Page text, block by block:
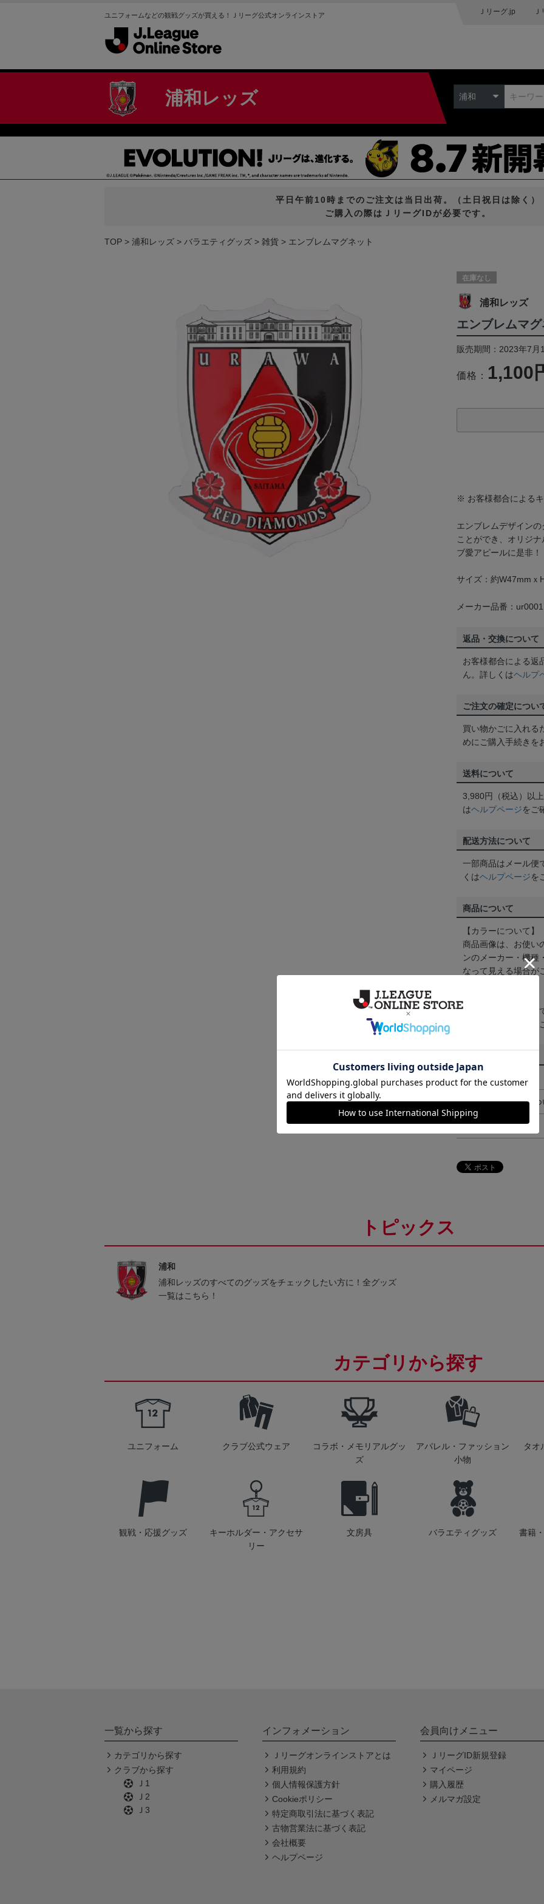
ユニフォームなどの観戦グッズが買える！Ｊリーグ公式オンラインストア Ｊリーグ.jp
浦和レッズ 浦和
平日午前10時までのご注文は当日出荷。（土日祝日は除く）
ご購入の際はＪリーグIDが必要です。
TOP 浦和レッズ バラエティグッズ 雑貨 エンブレムマグネット
在庫なし
浦和レッズ
エンブレムマ
販売期間：2023年7月
価格： 1,100
※ お客様都合による
エンブレムデザイン
ことができ、オリジ
ブ愛アピールに是非！
サイズ：約W47mmｘ
メーカー品番：
返品・交換について
お客様都合による返
ん。詳しくはヘルプ
ご注文の確定につい
買い物かごに入れる
めにご購入手続きを
送料について
3,980円（税込）以
はヘルプページをご
配送方法について
一部商品はメール便
くはヘルプページを
商品について
【カラーについて】
商品画像は、お使い
ンのメーカー・機種
なって見える場合が
取り扱い商品によっ
予告なく変更にな
決済について
ギフト対応につ
ヘルプページ
トピックス
浦和
浦和レッズのすべてのグッズをチェックしたい方に！全グッズ
一覧はこちら！
カテゴリから探す
ユニフォーム クラブ公式ウェア
コラボ・メモリアルグッ
ズ
アパレル・ファッション
小物
タオ
観戦・応援グッズ
キーホルダー・アクセサ
リー
文房具 バラエティグッズ 書籍
一覧から探す
カテゴリから探す
クラブから探す
Ｊ1
Ｊ2
Ｊ3
インフォメーション
Ｊリーグオンラインストアとは
利用規約
個人情報保護方針
Cookieポリシー
特定商取引法に基づく表記
古物営業法に基づく表記
会社概要
ヘルプページ
会員向けメニュー
ＪリーグID新規登録
マイページ
購入履歴
メルマガ設定